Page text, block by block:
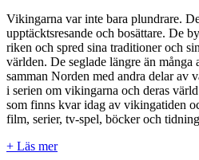
Vikingarna var inte bara plundrare.
upptäcktsresande och bosättare. De
riken och spred sina traditioner och
världen. De seglade längre än
samman Norden med andra delar av
i serien om vikingarna och deras
som finns kvar idag av vikingatiden
film, serier, tv-spel, böcker och
+ Läs mer